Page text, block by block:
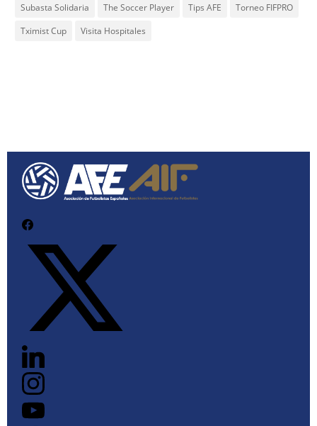
Subasta Solidaria
The Soccer Player Tips AFE
Torneo FIFPRO
Tximist Cup
Visita Hospitales